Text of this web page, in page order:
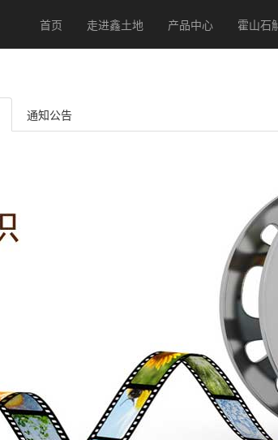
首页 (current)走进鑫土地 产品中心 霍山石
通知公告